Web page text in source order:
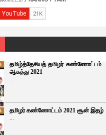
தமிழ்த்தேசியத் தமிழர் கண்ணோட்டம் -
ஆகத்து 2021
...
தமிழர் கண்ணோட்டம் 2021 சூன் இதழ்
...